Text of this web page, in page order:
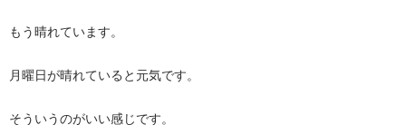
もう晴れています。
月曜日が晴れていると元気です。
そういうのがいい感じです。